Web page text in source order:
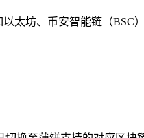
太坊、币安智能链（BSC